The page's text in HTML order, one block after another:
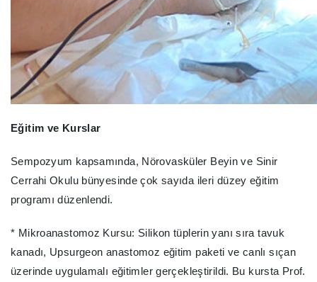
Eğitim ve Kurslar
Sempozyum kapsamında, Nörovasküler Beyin ve Sinir
Cerrahi Okulu bünyesinde çok sayıda ileri düzey eğitim
programı düzenlendi.
* Mikroanastomoz Kursu: Silikon tüplerin yanı sıra tavuk
kanadı, Upsurgeon anastomoz eğitim paketi ve canlı sıçan
üzerinde uygulamalı eğitimler gerçekleştirildi. Bu kursta Prof.